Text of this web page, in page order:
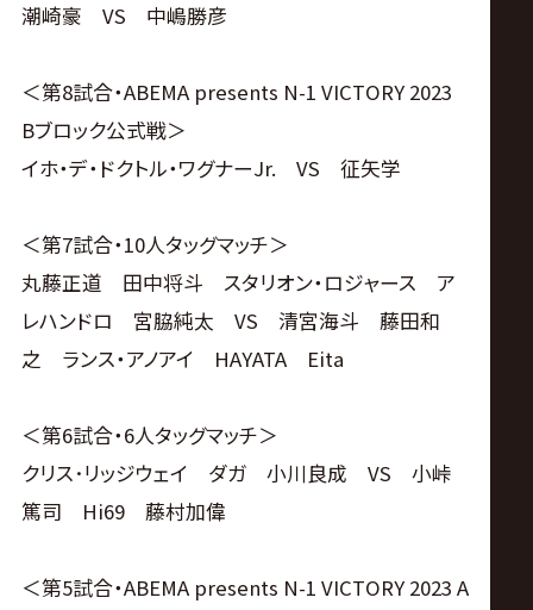
潮崎豪 VS 中嶋勝彦
＜第8試合・ABEMA presents N-1 VICTORY 2023
Bブロック公式戦＞
イホ・デ・ドクトル・ワグナーJr. VS 征矢学
＜第7試合・10人タッグマッチ＞
丸藤正道 田中将斗 スタリオン・ロジャース ア
レハンドロ 宮脇純太 VS 清宮海斗 藤田和
之 ランス・アノアイ HAYATA Eita
＜第6試合・6人タッグマッチ＞
クリス･リッジウェイ ダガ 小川良成 VS 小峠
篤司 Hi69 藤村加偉
＜第5試合・ABEMA presents N-1 VICTORY 2023 A